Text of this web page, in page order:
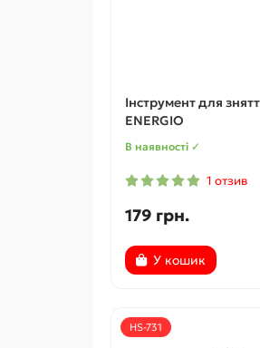
Інструмент для
ENERGIO
В наявності ✓
1 отзив
179 грн.
У кошик
HS-731